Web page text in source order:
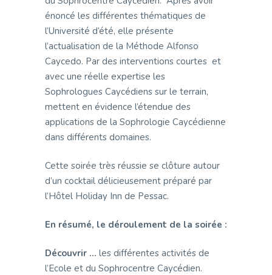
énoncé les différentes thématiques de
l’Université d’été, elle présente
l’actualisation de la Méthode Alfonso
Caycedo. Par des interventions courtes et
avec une réelle expertise les
Sophrologues Caycédiens sur le terrain,
mettent en évidence l’étendue des
applications de la Sophrologie Caycédienne
dans différents domaines.
Cette soirée très réussie se clôture autour
d’un cocktail délicieusement préparé par
l’Hôtel Holiday Inn de Pessac.
En résumé, le déroulement de la soirée :
Découvrir … les différentes activités de
l’Ecole et du Sophrocentre Caycédien.